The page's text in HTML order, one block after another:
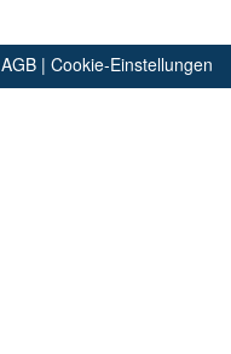
AGB | Cookie-Einstellungen